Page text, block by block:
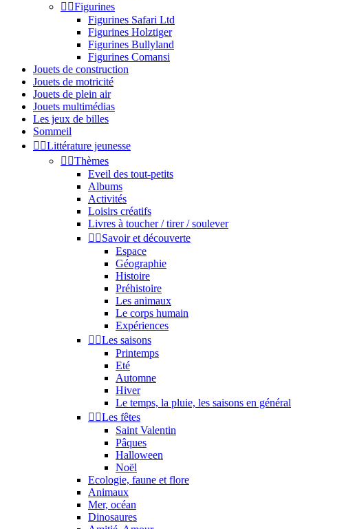
 Figurines
Figurines Safari Ltd
Figurines Holztiger
Figurines Bullyland
Figurines Comansi
Jouets de construction
Jouets de motricité
Jouets de plein air
Jouets multimédias
Les jeux de billes
Sommeil
 Littérature jeunesse
 Thèmes
Eveil des tout-petits
Albums
Activités
Loisirs créatifs
Livres à toucher / tirer / soulever
 Savoir et découverte
Espace
Géographie
Histoire
Préhistoire
Les animaux
Le corps humain
Expériences
 Les saisons
Printemps
Eté
Automne
Hiver
Le temps, la pluie, les saisons en général
 Les fêtes
Saint Valentin
Pâques
Halloween
Noël
Ecologie, faune et flore
Animaux
Mer, océan
Dinosaures